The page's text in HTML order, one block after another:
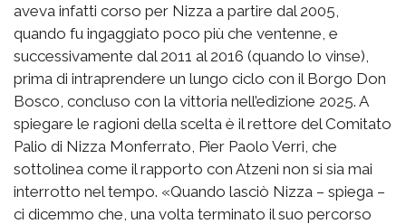
aveva infatti corso per Nizza a partire dal 2005,
quando fu ingaggiato poco più che ventenne, e
successivamente dal 2011 al 2016 (quando lo vinse),
prima di intraprendere un lungo ciclo con il Borgo Don
Bosco, concluso con la vittoria nell’edizione 2025. A
spiegare le ragioni della scelta è il rettore del Comitato
Palio di Nizza Monferrato, Pier Paolo Verri, che
sottolinea come il rapporto con Atzeni non si sia mai
interrotto nel tempo. «Quando lasciò Nizza – spiega –
ci dicemmo che, una volta terminato il suo percorso